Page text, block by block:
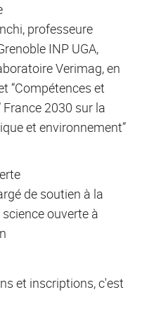
professeure
INP UGA,
Verimag, en
“Compétences et
France 2030 sur la
et environnement”
de soutien à la
ouverte à
et inscriptions, c'est